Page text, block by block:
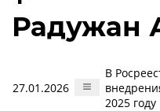
Радужан
27.01.2026
В
2025 году